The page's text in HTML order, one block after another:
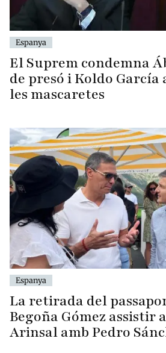
Espanya
El Suprem condemna
de presó i Koldo García
les mascaretes
Espanya
La retirada del
Begoña Gómez assistir
Arinsal amb Pedro